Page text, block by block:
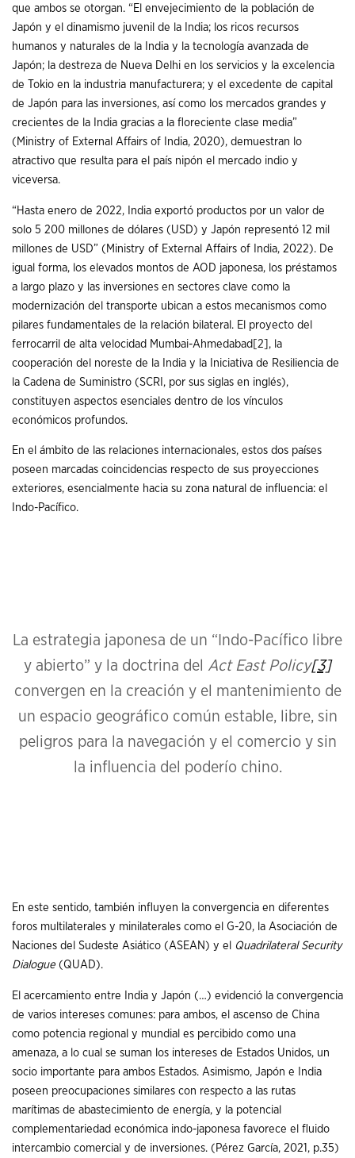
que ambos se otorgan. “El envejecimiento de la población de
Japón y el dinamismo juvenil de la India; los ricos recursos
humanos y naturales de la India y la tecnología avanzada de
Japón; la destreza de Nueva Delhi en los servicios y la excelencia
de Tokio en la industria manufacturera; y el excedente de capital
de Japón para las inversiones, así como los mercados grandes y
crecientes de la India gracias a la floreciente clase media”
(Ministry of External Affairs of India, 2020), demuestran lo
atractivo que resulta para el país nipón el mercado indio y
viceversa.
“Hasta enero de 2022, India exportó productos por un valor de
solo 5 200 millones de dólares (USD) y Japón representó 12 mil
millones de USD” (Ministry of External Affairs of India, 2022). De
igual forma, los elevados montos de AOD japonesa, los préstamos
a largo plazo y las inversiones en sectores clave como la
modernización del transporte ubican a estos mecanismos como
pilares fundamentales de la relación bilateral. El proyecto del
ferrocarril de alta velocidad Mumbai-Ahmedabad [2] , la
cooperación del noreste de la India y la Iniciativa de Resiliencia de
la Cadena de Suministro (SCRI, por sus siglas en inglés),
constituyen aspectos esenciales dentro de los vínculos
económicos profundos.
En el ámbito de las relaciones internacionales, estos dos países
poseen marcadas coincidencias respecto de sus proyecciones
exteriores, esencialmente hacia su zona natural de influencia: el
Indo-Pacífico.
La estrategia japonesa de un “Indo-Pacífico libre
y abierto” y la doctrina del Act East Policy[3]
convergen en la creación y el mantenimiento de
un espacio geográfico común estable, libre, sin
peligros para la navegación y el comercio y sin
la influencia del poderío chino.
En este sentido, también influyen la convergencia en diferentes
foros multilaterales y minilaterales como el G-20, la Asociación de
Naciones del Sudeste Asiático (ASEAN) y el
Quadrilateral Security
Dialogue (QUAD).
El acercamiento entre India y Japón (…) evidenció la convergencia
de varios intereses comunes: para ambos, el ascenso de China
como potencia regional y mundial es percibido como una
amenaza, a lo cual se suman los intereses de Estados Unidos, un
socio importante para ambos Estados. Asimismo, Japón e India
poseen preocupaciones similares con respecto a las rutas
marítimas de abastecimiento de energía, y la potencial
complementariedad económica indo-japonesa favorece el fluido
intercambio comercial y de inversiones. (Pérez García, 2021, p.35)